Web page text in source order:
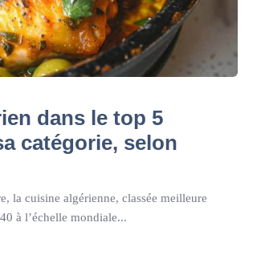
dans le top 5
catégorie, selon
la cuisine algérienne, classée meilleure
à l’échelle mondiale...